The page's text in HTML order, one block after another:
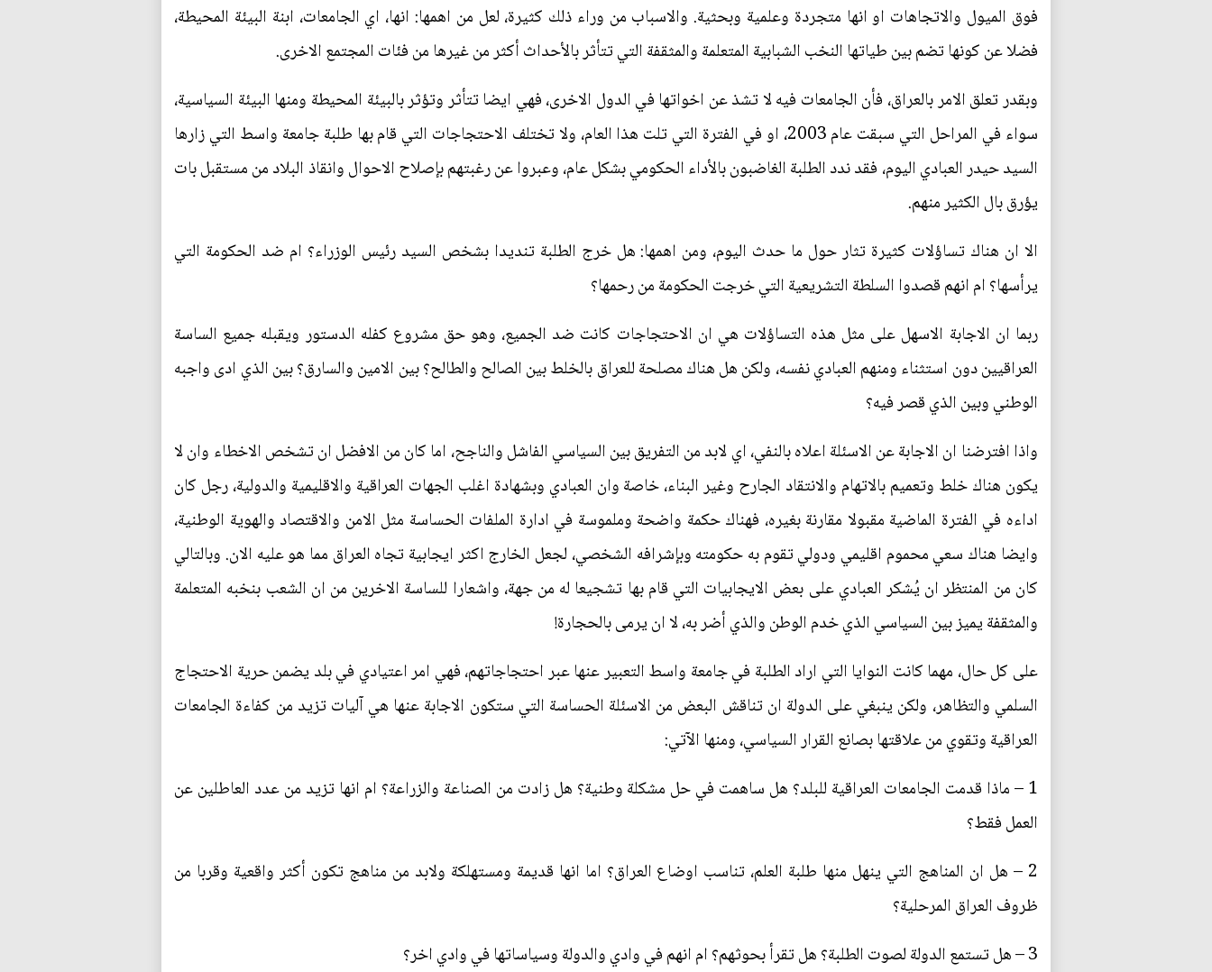
فوق الميول والاتجاهات او انها متجردة وعلمية وبحثية. والاسباب من وراء ذلك كثيرة، لعل من اهمها: انها، اي الجامعات، ابنة البيئة المحيطة،
فضلا عن كونها تضم بين طياتها النخب الشبابية المتعلمة والمثقفة التي تتأثر بالأحداث أكثر من غيرها من فئات المجتمع الاخرى.
وبقدر تعلق الامر بالعراق، فأن الجامعات فيه لا تشذ عن اخواتها في الدول الاخرى، فهي ايضا تتأثر وتؤثر بالبيئة المحيطة ومنها البيئة السياسية،
سواء في المراحل التي سبقت عام 2003، او في الفترة التي تلت هذا العام، ولا تختلف الاحتجاجات التي قام بها طلبة جامعة واسط التي زارها
السيد حيدر العبادي اليوم، فقد ندد الطلبة الغاضبون بالأداء الحكومي بشكل عام، وعبروا عن رغبتهم بإصلاح الاحوال وانقاذ البلاد من مستقبل بات
يؤرق بال الكثير منهم.
الا ان هناك تساؤلات كثيرة تثار حول ما حدث اليوم، ومن اهمها: هل خرج الطلبة تنديدا بشخص السيد رئيس الوزراء؟ ام ضد الحكومة التي
يرأسها؟ ام انهم قصدوا السلطة التشريعية التي خرجت الحكومة من رحمها؟
ربما ان الاجابة الاسهل على مثل هذه التساؤلات هي ان الاحتجاجات كانت ضد الجميع، وهو حق مشروع كفله الدستور ويقبله جميع الساسة
العراقيين دون استثناء ومنهم العبادي نفسه، ولكن هل هناك مصلحة للعراق بالخلط بين الصالح والطالح؟ بين الامين والسارق؟ بين الذي ادى واجبه
الوطني وبين الذي قصر فيه؟
واذا افترضنا ان الاجابة عن الاسئلة اعلاه بالنفي، اي لابد من التفريق بين السياسي الفاشل والناجح، اما كان من الافضل ان تشخص الاخطاء وان لا
يكون هناك خلط وتعميم بالاتهام والانتقاد الجارح وغير البناء، خاصة وان العبادي وبشهادة اغلب الجهات العراقية والاقليمية والدولية، رجل كان
اداءه في الفترة الماضية مقبولا مقارنة بغيره، فهناك حكمة واضحة وملموسة في ادارة الملفات الحساسة مثل الامن والاقتصاد والهوية الوطنية،
وايضا هناك سعي محموم اقليمي ودولي تقوم به حكومته وبإشرافه الشخصي، لجعل الخارج اكثر ايجابية تجاه العراق مما هو عليه الان. وبالتالي
كان من المنتظر ان يُشكر العبادي على بعض الايجابيات التي قام بها تشجيعا له من جهة، واشعارا للساسة الاخرين من ان الشعب بنخبه المتعلمة
والمثقفة يميز بين السياسي الذي خدم الوطن والذي أضر به، لا ان يرمى بالحجارة!
على كل حال، مهما كانت النوايا التي اراد الطلبة في جامعة واسط التعبير عنها عبر احتجاجاتهم، فهي امر اعتيادي في بلد يضمن حرية الاحتجاج
السلمي والتظاهر، ولكن ينبغي على الدولة ان تناقش البعض من الاسئلة الحساسة التي ستكون الاجابة عنها هي آليات تزيد من كفاءة الجامعات
العراقية وتقوي من علاقتها بصانع القرار السياسي، ومنها الآتي:
1 – ماذا قدمت الجامعات العراقية للبلد؟ هل ساهمت في حل مشكلة وطنية؟ هل زادت من الصناعة والزراعة؟ ام انها تزيد من عدد العاطلين عن
العمل فقط؟
2 – هل ان المناهج التي ينهل منها طلبة العلم، تناسب اوضاع العراق؟ اما انها قديمة ومستهلكة ولابد من مناهج تكون أكثر واقعية وقربا من
ظروف العراق المرحلية؟
3 – هل تستمع الدولة لصوت الطلبة؟ هل تقرأ بحوثهم؟ ام انهم في وادي والدولة وسياساتها في وادي اخر؟